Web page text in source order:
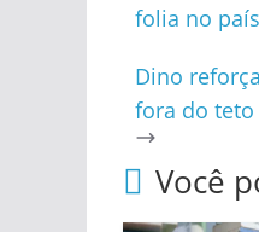
folia no país
Dino
fora do teto
Você